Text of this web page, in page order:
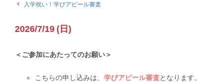
navigate_before 入学祝い！学びアピール審査
2026/7/19 (日 )
＜ご参加にあたってのお願い＞
こちらの申し込みは、 学びアピール審査となります。